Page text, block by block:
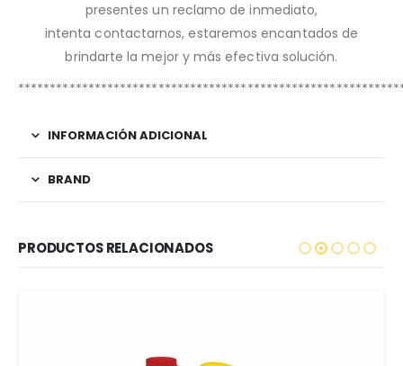
presentes un reclamo de inmediato,
intenta contactarnos, estaremos encantados de
brindarte la mejor y más efectiva solución.
INFORMACIÓN ADICIONAL
BRAND
PRODUCTOS RELACIONADOS